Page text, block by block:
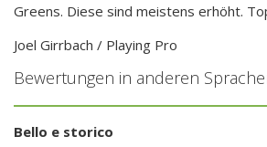
Greens. Diese sind meistens erhöht.
Joel Girrbach / Playing Pro
Bewertungen in anderen
Bello e storico